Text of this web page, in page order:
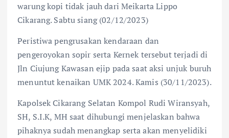
warung kopi tidak jauh dari Meikarta Lippo
Cikarang. Sabtu siang (02/12/2023)
Peristiwa pengrusakan kendaraan dan
pengeroyokan sopir serta Kernek tersebut terjadi di
Jln Ciujung Kawasan ejip pada saat aksi unjuk buruh
menuntut kenaikan UMK 2024. Kamis (30/11/2023).
Kapolsek Cikarang Selatan Kompol Rudi Wiransyah,
SH, S.I.K, MH saat dihubungi menjelaskan bahwa
pihaknya sudah menangkap serta akan menyelidiki